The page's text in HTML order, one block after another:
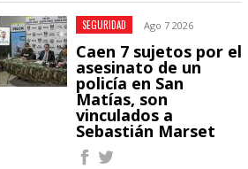
SEGURIDAD Ago 7 2026
Caen 7 sujetos por el
asesinato de un
policía en San
Matías, son
vinculados a
Sebastián Marset